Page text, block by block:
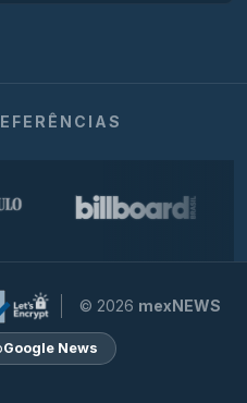
© 2026 mexNEWS
Google News